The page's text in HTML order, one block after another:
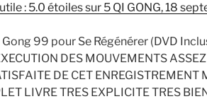
: 5.0 étoiles sur 5 QI GONG, 18
99 pour Se Régénérer (DVD
DES MOUVEMENTS
DE CET
LIVRE TRES EXPLICITE TRES